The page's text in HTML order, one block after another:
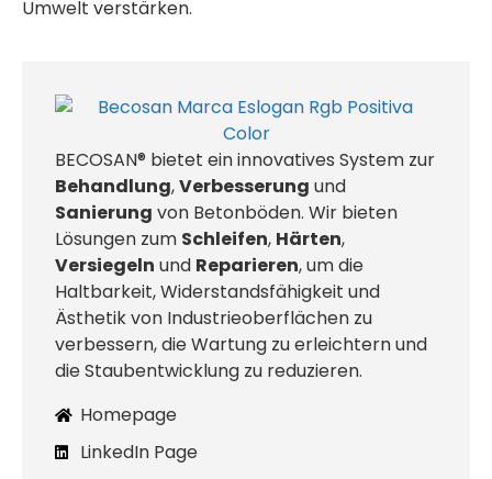
Umwelt verstärken.
BECOSAN® bietet ein innovatives System zur
Behandlung,Verbesserung und
Sanierung von Betonböden. Wir bieten
Lösungen zum Schleifen, Härten,
Versiegeln und Reparieren, um die
Haltbarkeit, Widerstandsfähigkeit und
Ästhetik von Industrieoberflächen zu
verbessern, die Wartung zu erleichtern und
die Staubentwicklung zu reduzieren.
Homepage
LinkedIn Page